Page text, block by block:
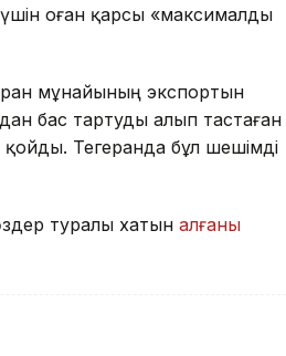
оған қарсы «максималды
мұнайының экспортын
бас тартуды алып тастаған
қойды. Тегеранда бұл шешімді
туралы хатын алғаны